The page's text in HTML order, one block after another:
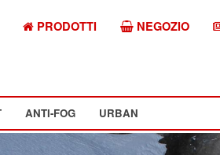
PRODOTTI NEGOZIO
ANTI-FOG URBAN